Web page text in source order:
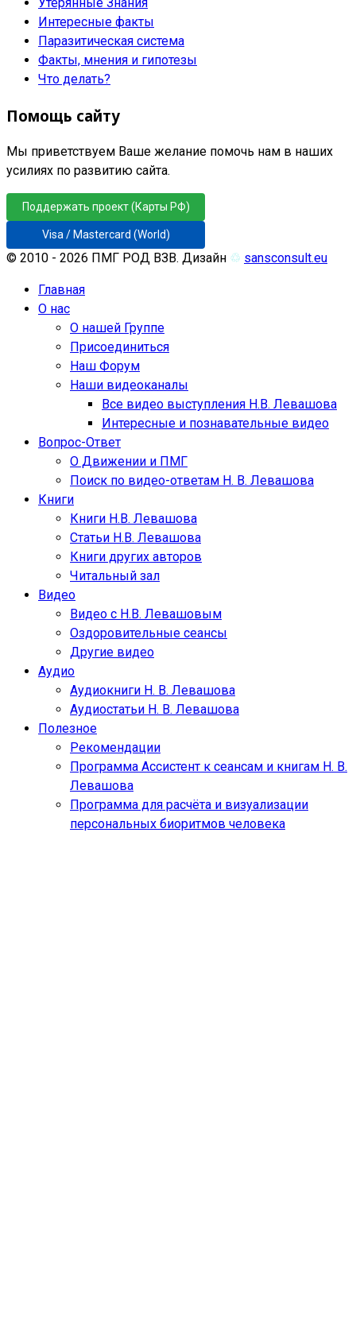
Интересные факты
Паразитическая система
Факты, мнения и гипотезы
Что делать?
Помощь сайту
Мы приветствуем Ваше желание помочь нам в наших
усилиях по развитию сайта.
Поддержать проект (Карты РФ)
Visa / Mastercard (World)
© 2010 - 2026 ПМГ РОД ВЗВ. Дизайн ♲ sansconsult.eu
Главная
О нас
О нашей Группе
Присоединиться
Наш Форум
Наши видеоканалы
Все видео выступления Н.В. Левашова
Интересные и познавательные видео
Вопрос-Ответ
О Движении и ПМГ
Поиск по видео-ответам Н. В. Левашова
Книги
Книги Н.В. Левашова
Статьи Н.В. Левашова
Книги других авторов
Читальный зал
Видео
Видео с Н.В. Левашовым
Оздоровительные сеансы
Другие видео
Аудио
Аудиокниги Н. В. Левашова
Аудиостатьи Н. В. Левашова
Полезное
Рекомендации
Программа Ассистент к сеансам и книгам Н. В.
Левашова
Программа для расчёта и визуализации
персональных биоритмов человека